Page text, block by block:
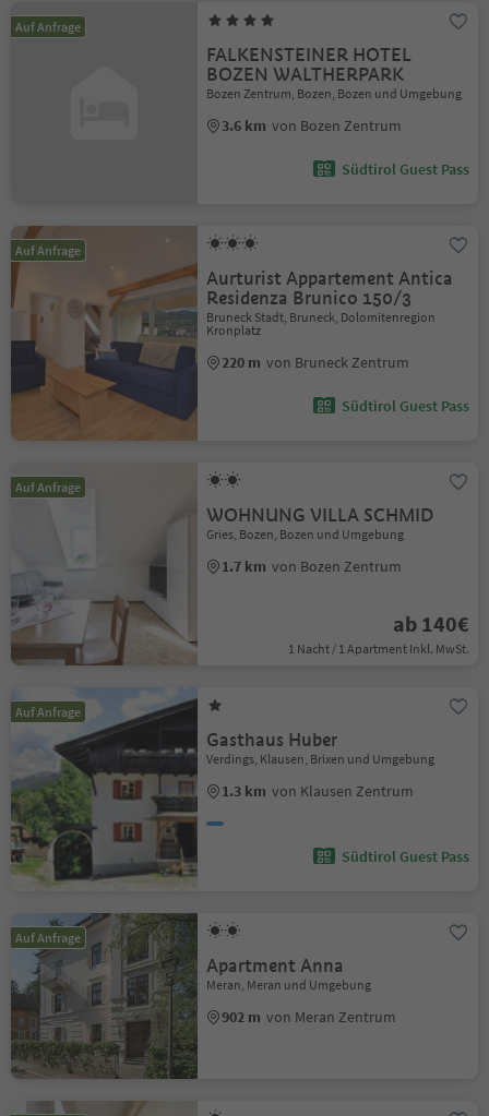
Auf Anfrage
FALKENSTEINER HOTEL
BOZEN WALTHERPARK
Bozen Zentrum, Bozen, Bozen und Umgebung
3.6 km von Bozen Zentrum
Südtirol Guest Pass
Auf Anfrage
Aurturist Appartement Antica
Residenza Brunico 150/3
Bruneck Stadt, Bruneck, Dolomitenregion
Kronplatz
220 m von Bruneck Zentrum
Südtirol Guest Pass
Auf Anfrage
WOHNUNG VILLA SCHMID
Gries, Bozen, Bozen und Umgebung
1.7 km von Bozen Zentrum
ab 140€
1 Nacht / 1 Apartment Inkl. MwSt.
Auf Anfrage
Gasthaus Huber
Verdings, Klausen, Brixen und Umgebung
1.3 km von Klausen Zentrum
Südtirol Guest Pass
Auf Anfrage
Apartment Anna
Meran, Meran und Umgebung
902 m von Meran Zentrum